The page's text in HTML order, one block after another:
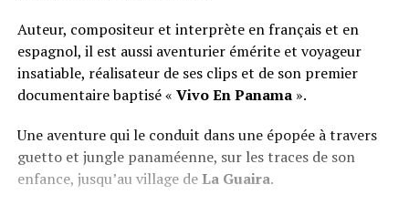
Auteur, compositeur et interprète en français et en
espagnol, il est aussi aventurier émérite et voyageur
insatiable, réalisateur de ses clips et de son premier
documentaire baptisé « Vivo En Panama».
Une aventure qui le conduit dans une épopée à travers
guetto et jungle panaméenne, sur les traces de son
enfance, jusqu’au village deLa Guaira.